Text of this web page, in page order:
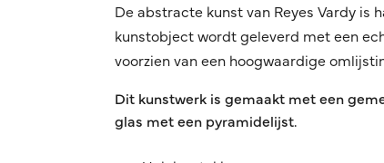
De abstracte kunst van Reyes Vardy is
kunstobject wordt geleverd met een
voorzien van een hoogwaardige
Dit kunstwerk is gemaakt met een
glas met een pyramidelijst.